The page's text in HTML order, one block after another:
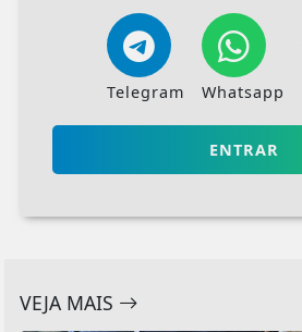
Telegram Whatsapp
ENTRAR
VEJA MAIS